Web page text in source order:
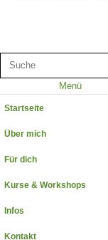
Menü
Startseite
Über mich
Für dich
Kurse & Workshops
Infos
Kontakt